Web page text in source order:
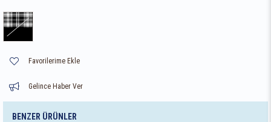
Favorilerime Ekle
Gelince Haber Ver
BENZER ÜRÜNLER